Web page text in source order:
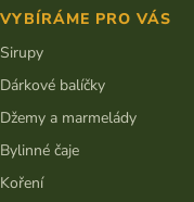
VYBÍRÁME PRO VÁS
Sirupy
Dárkové balíčky
Džemy a marmelády
Bylinné čaje
Koření